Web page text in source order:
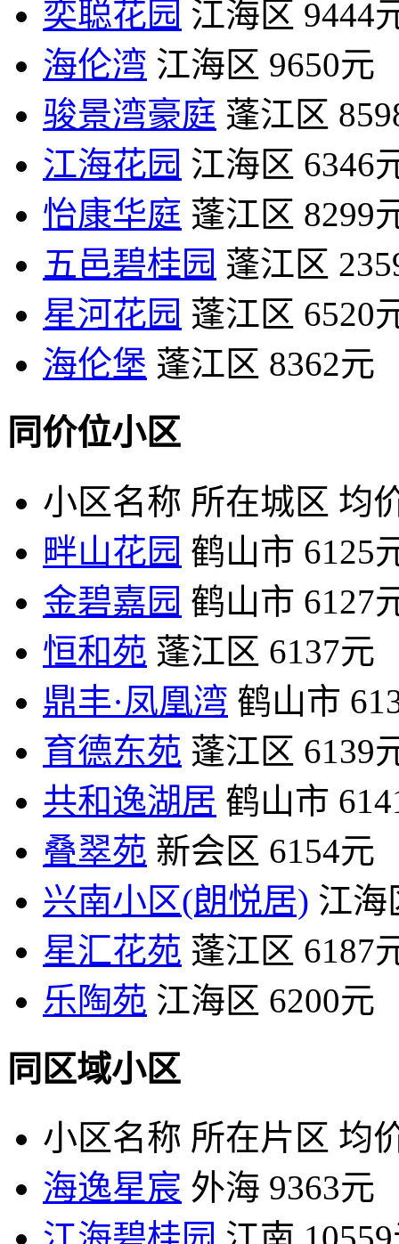
奕聪花园 江海区 9444
海伦湾 江海区 9650元
骏景湾豪庭 蓬江区
江海花园 江海区 6346
怡康华庭 蓬江区 8299
五邑碧桂园 蓬江区
星河花园 蓬江区 6520
海伦堡 蓬江区 8362元
同价位小区
小区名称 所在城区 均
畔山花园 鹤山市 6125
金碧嘉园 鹤山市 6127
恒和苑 蓬江区 6137元
鼎丰·凤凰湾 鹤山市
育德东苑 蓬江区 6139
共和逸湖居 鹤山市
叠翠苑 新会区 6154元
兴南小区(朗悦居) 江海
星汇花苑 蓬江区 6187
乐陶苑 江海区 6200元
同区域小区
小区名称 所在片区 均
海逸星宸 外海 9363元